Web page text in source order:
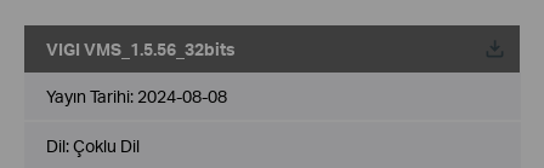
VIGI VMS_1.5.56_32bits
Yayın Tarihi: 2024-08-08
Dil:Çoklu Dil